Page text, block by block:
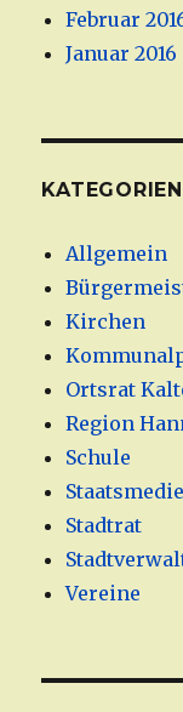
Februar
Januar 2016
KATEGORIEN
Allgemein
Kirchen
Ortsrat
Region
Schule
Stadtrat
Vereine